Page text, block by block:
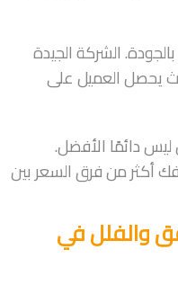
الشركة الجيدة
يحصل العميل على
ليس دائمًا الأفضل.
أكثر من فرق السعر بين
والفلل في